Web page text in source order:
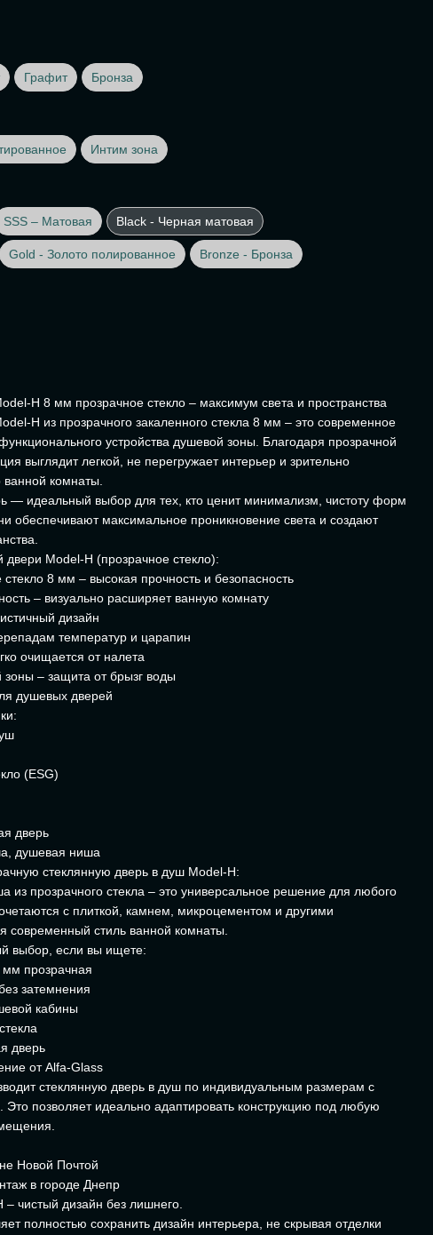
Графит Бронза
Интим зона
SSS – Матовая Black - Черная матовая
Gold - Золото полированное Bronze - Бронза
H 8 мм прозрачное стекло – максимум света и пространства
H из прозрачного закаленного стекла 8 мм – это современное
устройства душевой зоны. Благодаря прозрачной
выглядит легкой, не перегружает интерьер и зрительно
ванной комнаты.
— идеальный выбор для тех, кто ценит минимализм, чистоту форм
обеспечивают максимальное проникновение света и создают
Model-H (прозрачное стекло):
8 мм – высокая прочность и безопасность
– визуально расширяет ванную комнату
дизайн
температур и царапин
очищается от налета
– защита от брызг воды
душевых дверей
(ESG)
дверь
душевая ниша
стеклянную дверь в душ Model-H:
из прозрачного стекла – это универсальное решение для любого
с плиткой, камнем, микроцементом и другими
современный стиль ванной комнаты.
выбор, если вы ищете:
прозрачная
затемнения
кабины
дверь
от Alfa-Glass
стеклянную дверь в душ по индивидуальным размерам с
позволяет идеально адаптировать конструкцию под любую
Новой Почтой
в городе Днепр
чистый дизайн без лишнего.
полностью сохранить дизайн интерьера, не скрывая отделки